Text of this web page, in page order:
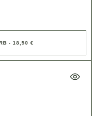
- 18,50 €